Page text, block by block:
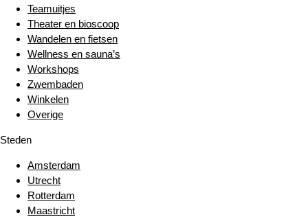
Teamuitjes
Theater en bioscoop
Wandelen en fietsen
Wellness en sauna’s
Workshops
Zwembaden
Winkelen
Overige
Steden
Amsterdam
Utrecht
Rotterdam
Maastricht